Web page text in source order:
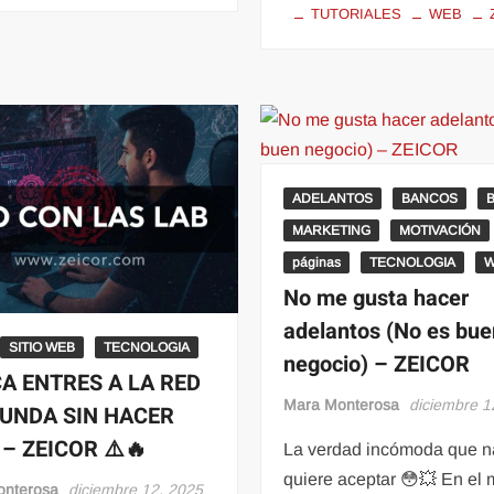
TUTORIALES WEB
SITIO WEB TECNOLOGIA
ENTRES A LA RED
SIN HACER
ZEICOR ⚠️🔥
diciembre 12, 2025
ADELANTOS BANCOS
MARKETING MOTIVACIÓN
páginas TECNOLOGIA
No me gusta hacer
adelantos (No es
negocio) – ZEICOR
Mara Monterosa diciembre
La verdad incómoda que
quiere aceptar 😳💥 En el